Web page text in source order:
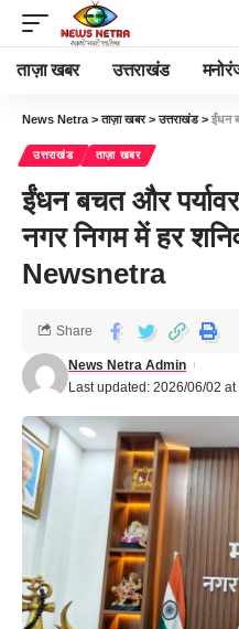
ताज़ा खबर उत्तराखंड
News Netra >ताज़ा खबर>उत्तराखंड> ईंधन बचत
उत्तराखंड ताज़ा खबर
ईंधन बचत और
नगर निगम में हर
Newsnetra
Last updated: 2026/06/02 at
News Netra Admin
Share